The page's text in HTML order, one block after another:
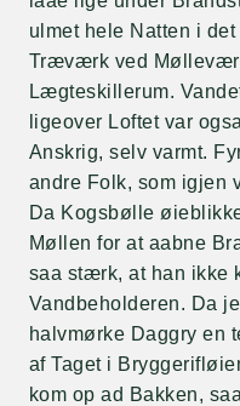
ulmet hele Natten i
Træværk ved
Lægteskillerum.
ligeover Loftet var
Anskrig, selv varmt.
andre Folk, som igjen
Da Kogsbølle
Møllen for at aabne
saa stærk, at han ikke
Vandbeholderen. Da
halvmørke Daggry en
af Taget i
kom op ad Bakken,